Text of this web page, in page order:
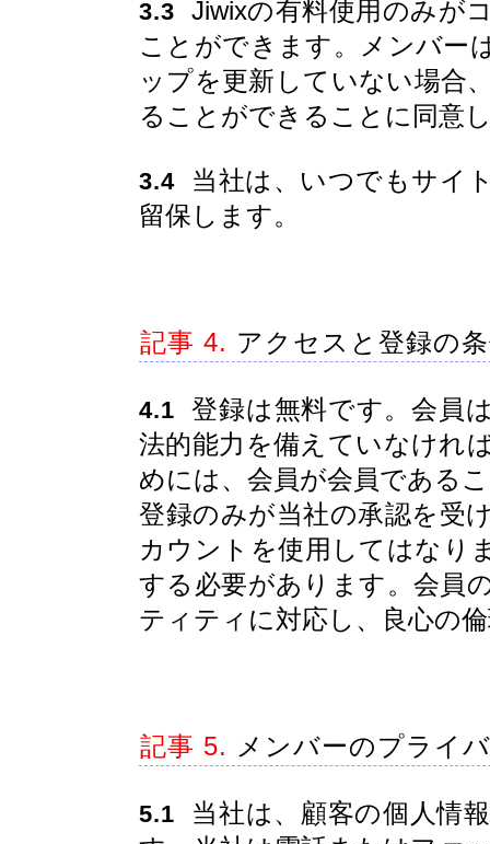
3.3 Jiwixの有料使用のみが
ことができます。メンバー
ップを更新していない場合
ることができることに同意
3.4 当社は、いつでもサイ
留保します。
記事 4. アクセスと登録の
4.1 登録は無料です。会員
法的能力を備えていなけれ
めには、会員が会員である
登録のみが当社の承認を受
カウントを使用してはなり
する必要があります。会員
ティティに対応し、良心の
記事 5. メンバーのプライ
5.1 当社は、顧客の個人情